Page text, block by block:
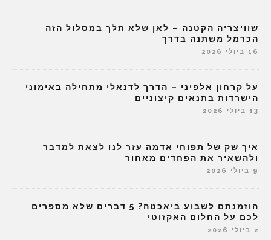
שוויצריה הקטנה – לאן שלא תלך במסלול הזה
הכרמל משתנה בדרך
16 ביולי 2026
על קרחון אלפיני – הדרך לדנאלי מתחילה באימוני
הישרדות בתנאים קיצוניים
13 ביולי 2026
איך שק של תפוחי אדמה עזר לנו לצאת למדבר
ולהשאיר את הפחדים מאחור
9 ביולי 2026
הוזמנתם לשבוע ביאכטה? 5 דברים שלא מספרים
לכם על החלום האקזוטי
2 ביולי 2026